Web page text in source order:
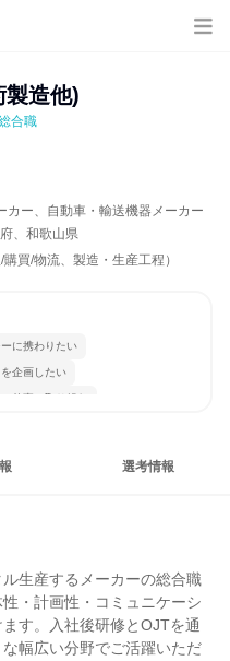
製造他)
合職
カー、自動車・輸送機器メーカー
、和歌山県
買/物流、製造・生産工程）
に携わりたい
企画したい
仕事に取り組む
選考情報
生産するメーカーの総合職
・計画性・コミュニケーシ
す。入社後研修とOJTを通
幅広い分野でご活躍いただ